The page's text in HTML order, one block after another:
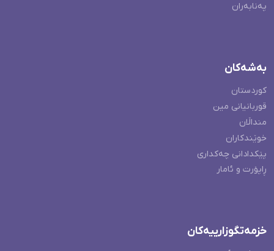
پەنابەران
بەشەکان
کوردستان
قوربانیانی مین
منداڵان
خوێندکاران
پێکدادانی چەکداری
ڕاپۆرت و ئامار
خزمەتگوزارییەکان